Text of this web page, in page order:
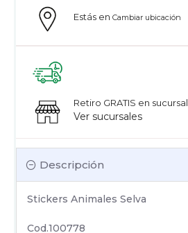
Descripción
Stickers Animales Selva
Cod.100778
Estás en Cambiar ubicación
Retiro GRATIS en sucursal
Ver sucursales